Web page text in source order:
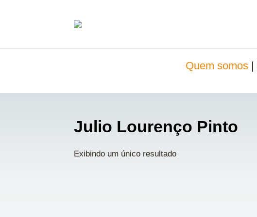
Quem somos
Julio Lourenço Pinto
Exibindo um único resultado